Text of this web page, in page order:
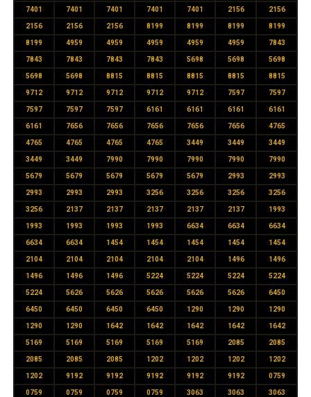
7401 7401 7401 7401 7401 2156 2156
2156 2156 2156 8199 8199 8199 8199
8199 4959 4959 4959 4959 4959 7843
7843 7843 7843 7843 5698 5698 5698
5698 5698 8815 8815 8815 8815 8815
9712 9712 9712 9712 9712 7597 7597
7597 7597 7597 6161 6161 6161 6161
6161 7656 7656 7656 7656 7656 4765
4765 4765 4765 4765 3449 3449 3449
3449 3449 7990 7990 7990 7990 7990
5679 5679 5679 5679 5679 2993 2993
2993 2993 2993 3256 3256 3256 3256
3256 2137 2137 2137 2137 2137 1993
1993 1993 1993 1993 6634 6634 6634
6634 6634 1454 1454 1454 1454 1454
2104 2104 2104 2104 2104 1496 1496
1496 1496 1496 5224 5224 5224 5224
5224 5626 5626 5626 5626 5626 6450
6450 6450 6450 6450 1290 1290 1290
1290 1290 1642 1642 1642 1642 1642
5169 5169 5169 5169 5169 2085 2085
2085 2085 2085 1202 1202 1202 1202
1202 9192 9192 9192 9192 9192 0759
0759 0759 0759 0759 3063 3063 3063